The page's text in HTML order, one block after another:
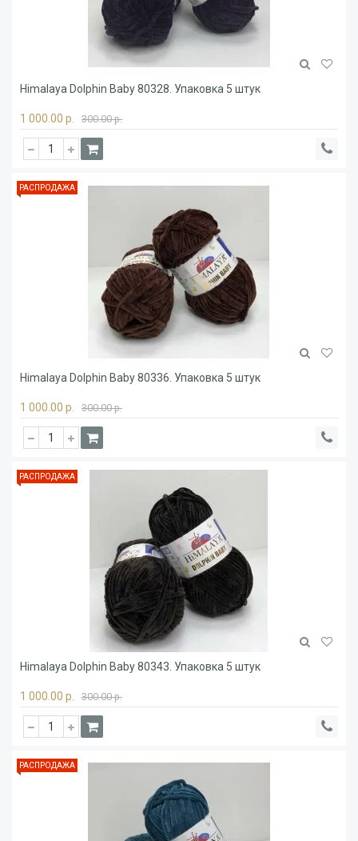
Himalaya Dolphin Baby 80328. Упаковка 5 штук
1 000.00 р. 300.00 р.
РАСПРОДАЖА
Himalaya Dolphin Baby 80336. Упаковка 5 штук
1 000.00 р. 300.00 р.
РАСПРОДАЖА
Himalaya Dolphin Baby 80343. Упаковка 5 штук
1 000.00 р. 300.00 р.
РАСПРОДАЖА